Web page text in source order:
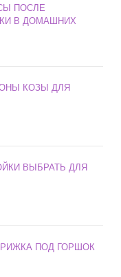
ПОСЛЕ
В ДОМАШНИХ
КОЗЫ ДЛЯ
ВЫБРАТЬ ДЛЯ
ПОД ГОРШОК